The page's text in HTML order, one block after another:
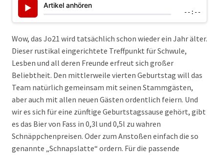
▶ Artikel anhören
--:--
Wow, das Jo21 wird tatsächlich schon wieder ein Jahr älter.
Dieser rustikal eingerichtete Treffpunkt für Schwule,
Lesben und all deren Freunde erfreut sich großer
Beliebtheit. Den mittlerweile vierten Geburtstag will das
Team natürlich gemeinsam mit seinen Stammgästen,
aber auch mit allen neuen Gästen ordentlich feiern. Und
wir es sich für eine zünftige Geburtstagssause gehört, gibt
es das Bier von Fass in 0,3l und 0,5l zu wahren
Schnäppchenpreisen. Oder zum Anstoßen einfach die so
genannte „Schnapslatte“ ordern. Für die passende